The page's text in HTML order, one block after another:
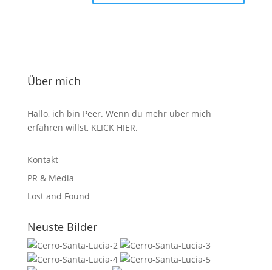
Über mich
Hallo, ich bin Peer. Wenn du mehr über mich
erfahren willst, KLICK HIER.
Kontakt
PR & Media
Lost and Found
Neuste Bilder